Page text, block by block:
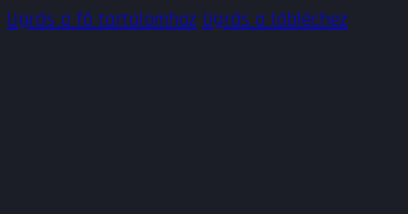
Ugrás a fő tartalomhoz Ugrás a lábléchez